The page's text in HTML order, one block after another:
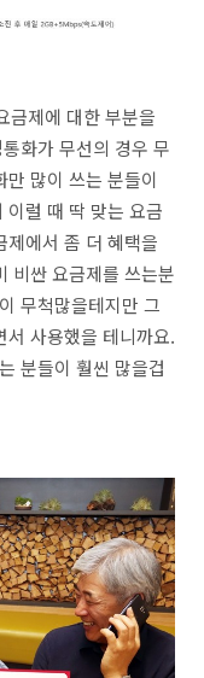
금제에 대한 부분을
화가 무선의 경우 무
많이 쓰는 분들이
이럴 때 딱 맞는 요금
제에서 좀 더 혜택을
비싼 요금제를 쓰는분
무척많을테지만 그
서 사용했을 테니까요.
분들이 훨씬 많을겁